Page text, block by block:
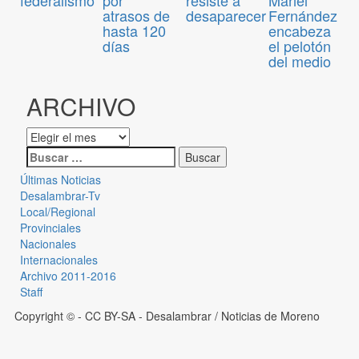
atrasos de
hasta 120
días
desaparecerFernández
encabeza
el pelotón
del medio
ARCHIVO
Últimas Noticias
Desalambrar-Tv
Local/Regional
Provinciales
Nacionales
Internacionales
Archivo 2011-2016
Staff
Copyright © - CC BY-SA - Desalambrar / Noticias de Moreno